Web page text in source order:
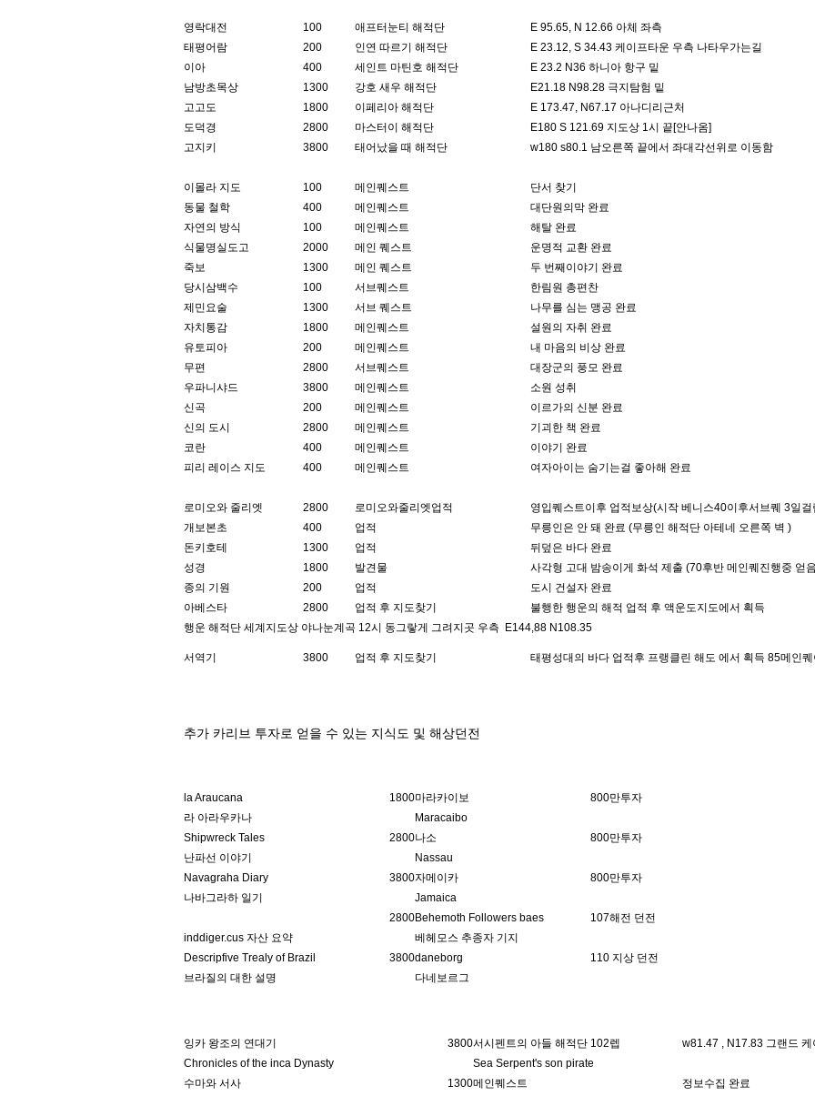
영락대전 100 애프터눈티 해적단
E 95.65, N 12.66 아체 좌측
태평어람
200 인연 따르기 해적단
E 23.12, S 34.43 케이프타운 우측 나타우가는길
이아
400 세인트 마틴호 해적단
E 23.2 N36 하니아 항구 밑
남방초목상
1300 강호 새우 해적단
E21.18 N98.28 극지탐험 밑
고고도
1800 이페리아 해적단
E 173.47, N67.17 아나디리근처
도덕경
2800 마스터이 해적단
E180 S 121.69 지도상 1시 끝[안나옴]
고지키
3800 태어났을 때 해적단 w180 s80.1 남오른쪽 끝에서 좌대각선위로 이동함
이몰라 지도 100 메인퀘스트
단서 찾기
동물 철학
400 메인퀘스트
대단원의막 완료
자연의 방식
100 메인퀘스트
해탈 완료
식물명실도고
2000 메인 퀘스트
운명적 교환 완료
죽보
1300 메인 퀘스트
두 번째이야기 완료
당시삼백수
100 서브퀘스트
한림원 총편찬
제민요술
1300 서브 퀘스트
나무를 심는 맹공 완료
자치통감
1800 메인퀘스트
설원의 자취 완료
유토피아
200 메인퀘스트
내 마음의 비상 완료
무편
2800 서브퀘스트
대장군의 풍모 완료
우파니샤드
3800 메인퀘스트
소원 성취
신곡
200 메인퀘스트
이르가의 신분 완료
신의 도시
2800 메인퀘스트
기괴한 책 완료
코란
400 메인퀘스트
이야기 완료
피리 레이스 지도
400 메인퀘스트 여자아이는 숨기는걸 좋아해 완료
로미오와 줄리엣 2800 로미오와줄리엣업적
영입퀘스트이후 업적보상(시작 베니스40이후서브퀘 3일걸
개보본초
400 업적
무릉인은 안 돼 완료 (무릉인 해적단 아테네 오른쪽 벽 )
돈키호테
1300 업적
뒤덮은 바다 완료
성경
1800 발견물
사각형 고대 밤송이게 화석 제출 (70후반 메인퀘진행중 얻
종의 기원
200 업적
도시 건설자 완료
아베스타
2800 업적 후 지도찾기
불행한 행운의 해적 업적 후 액운도지도에서 획득
행운 해적단 세계지도상 야나눈계곡 12시 동그랗게 그려지곳 우측 E144,88 N108.35
서역기 3800 업적 후 지도찾기 태평성대의 바다 업적후 프랭클린 해도 에서 획득 85메인
추가 카리브 투자로 얻을 수 있는 지식도 및 해상던전
la Araucana 1800마라카이보
800만투자
라 아라우카나
Maracaibo
Shipwreck Tales
2800나소
800만투자
난파선 이야기
Nassau
Navagraha Diary
3800자메이카
800만투자
나바그라하 일기
Jamaica
2800Behemoth Followers baes
107해전 던전
inddiger.cus 자산 요약
베헤모스 추종자 기지
Descripfive Trealy of Brazil
3800daneborg
110 지상 던전
브라질의 대한 설명
다네보르그
잉카 왕조의 연대기 3800서시펜트의 아들 해적단 102렙
w81.47 , N17.83 그랜드
Chronicles of the inca Dynasty
Sea Serpent's son pirate
수마와 서사
1300메인퀘스트
정보수집 완료